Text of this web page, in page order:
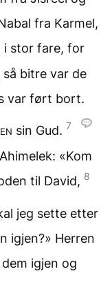
fra Karmel,
i stor fare, for
bitre var de
var ført bort.
sin Gud. 7
«Kom
til David, 8
jeg sette etter
igjen?» Herren
igjen og